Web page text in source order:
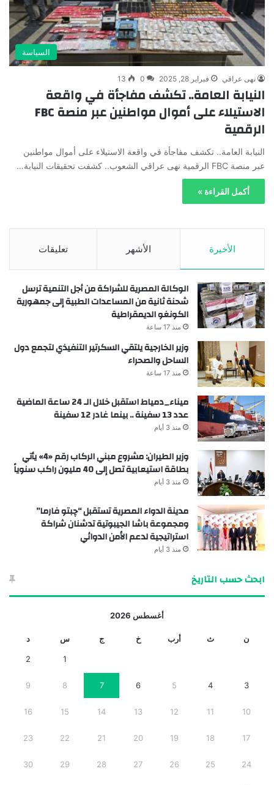
السياسة
نهى عراقي فبراير 28, 2025 0
13
النيابة العامة.. تكشف مفاجأة في واقعة
الاستيلاء على أموال مواطنين عبر منصة FBC
الرقمية
النيابة العامة.. تكشف مفاجأة في واقعة الاستيلاء على أموال مواطنين
عبر منصة FBC الرقمية نهى عراقي الشعوب.. كشفت تحقيقات النيابة…
أكمل القراءة »
الأخيرة الأشهر تعليقات
الوكالة المصرية للشراكة من أجل التنمية ترسل
شحنة ثانية من المساعدات الطبية إلى جمهورية
الكونغو الديمقراطية
منذ 17 ساعة
وزير الخارجية يلتقي السكرتير التنفيذي لتجمع دول
الساحل والصحراء
منذ 17 ساعة
ميناء_دمياط استقبل خلال الـ 24 ساعة الماضية
عدد 13 سفينة .. بينما غادر 12 سفينة
منذ 3 أيام
وزير الطيران: مشروع مبني الركاب رقم «4» يأتي
بطاقة استيعابية تصل إلى 40 مليون راكب سنوياً
منذ 3 أيام
مدينة الدواء المصرية تستقبل “چبتو فارما”
ومجموعة باشا الجيبوتية تدشنان شراكة
استراتيجية لدعم الأمن الدوائي
منذ 3 أيام
ابحث حسب التاريخ
أغسطس 2026
ن ث أرب خ ج س د
1
2
3
4
5
6
7
8
9
10
11
12
13
14
15
16
17
18
19
20
21
22
23
24
25
26
27
28
29
30